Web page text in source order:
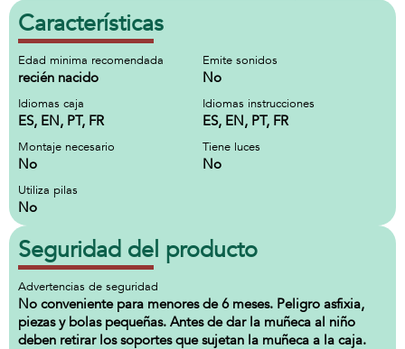
Características
Edad minima recomendada
recién nacido
Emite sonidos
No
Idiomas caja
ES, EN, PT, FR
Idiomas instrucciones
ES, EN, PT, FR
Montaje necesario
No
Tiene luces
No
Utiliza pilas
No
Seguridad del producto
Advertencias de seguridad
No conveniente para menores de 6 meses. Peligro asfixia,
piezas y bolas pequeñas. Antes de dar la muñeca al niño
deben retirar los soportes que sujetan la muñeca a la caja.